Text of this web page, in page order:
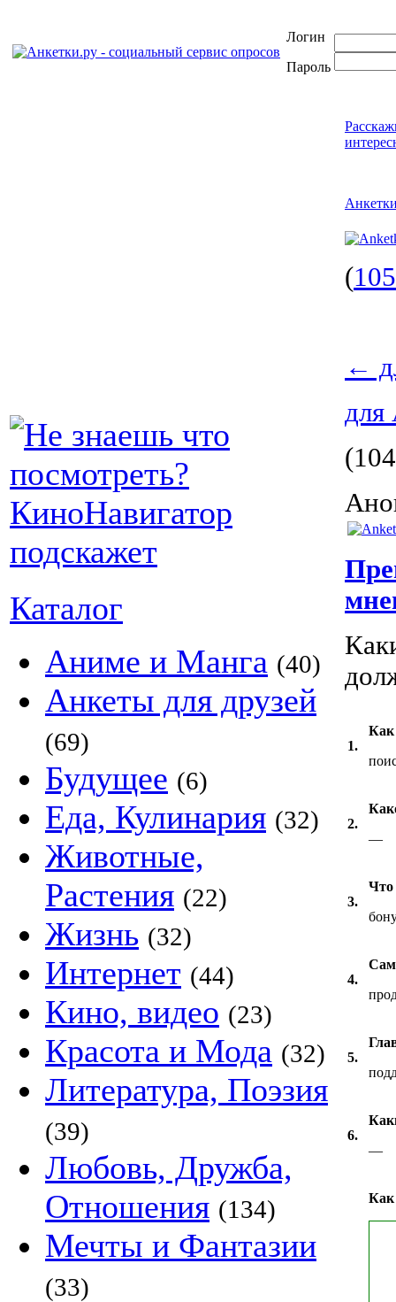
Логин
Пароль
Каталог
Аниме и Манга (40)
Анкеты для друзей
(69)
Будущее (6)
Еда, Кулинария (32)
Животные,
Растения (22)
Жизнь (32)
Интернет (44)
Кино, видео (23)
Красота и Мода (32)
Литература, Поэзия
(39)
Любовь, Дружба,
Отношения (134)
Мечты и Фантазии
(33)
(
←
для
1.
Как
2.
—
3.
Что
4.
5.
6.
—
Как